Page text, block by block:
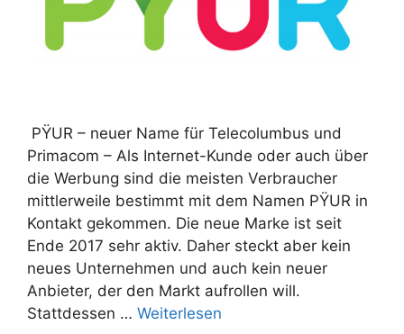
PŸUR – neuer Name für Telecolumbus und
Primacom – Als Internet-Kunde oder auch über
die Werbung sind die meisten Verbraucher
mittlerweile bestimmt mit dem Namen PŸUR in
Kontakt gekommen. Die neue Marke ist seit
Ende 2017 sehr aktiv. Daher steckt aber kein
neues Unternehmen und auch kein neuer
Anbieter, der den Markt aufrollen will.
Stattdessen … Weiterlesen